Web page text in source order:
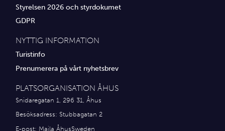
Styrelsen 2026 och styrdokumet
GDPR
NYTTIG INFORMATION
Turistinfo
Prenumerera på vårt nyhetsbrev
PLATSORGANISATION ÅHUS
Snidaregatan 1, 296 31, Åhus
Besöksadress: Stubbagatan 2
E-post: Maila ÅhusSweden